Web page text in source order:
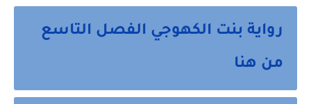
رواية بنت الكهوجي الفصل التاسع
من هنا